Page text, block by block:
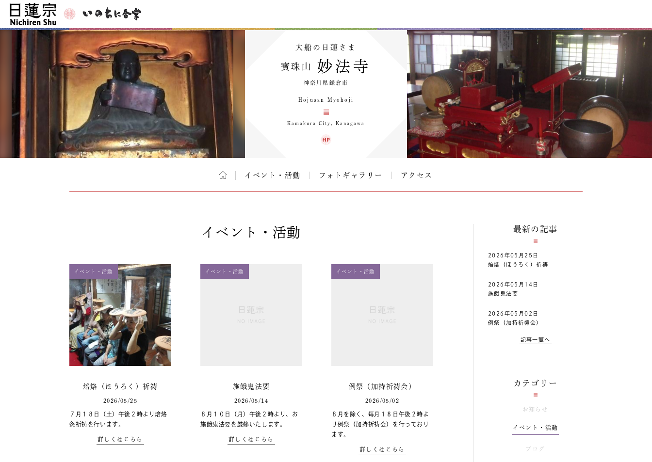
大船の日蓮さま
寶珠山 妙法寺
神奈川県鎌倉市
Hojusan Myohoji
Kamakura City, Kanagawa
イベント・活動 フォトギャラリー アクセス
イベント・活動
イベント・活動
焙烙（ほうろく）祈祷
2026/05/25
７月１８日（土）午後２時より焙烙
灸祈祷を行います。
詳しくはこちら
イベント・活動
施餓鬼法要
2026/05/14
８月１０日（月）午後２時より、お
施餓鬼法要を厳修いたします。
詳しくはこちら
イベント・活動
例祭（加持祈祷会）
2026/05/02
８月を除く、毎月１８日午後２時よ
り例祭（加持祈祷会）を行っており
ます。
詳しくはこちら
最新の記事
2026年05月25日
焙烙（ほうろく）祈祷
2026年05月14日
施餓鬼法要
2026年05月02日
例祭（加持祈祷会）
記事一覧へ
カテゴリー
お知らせ
イベント・活動
ブログ